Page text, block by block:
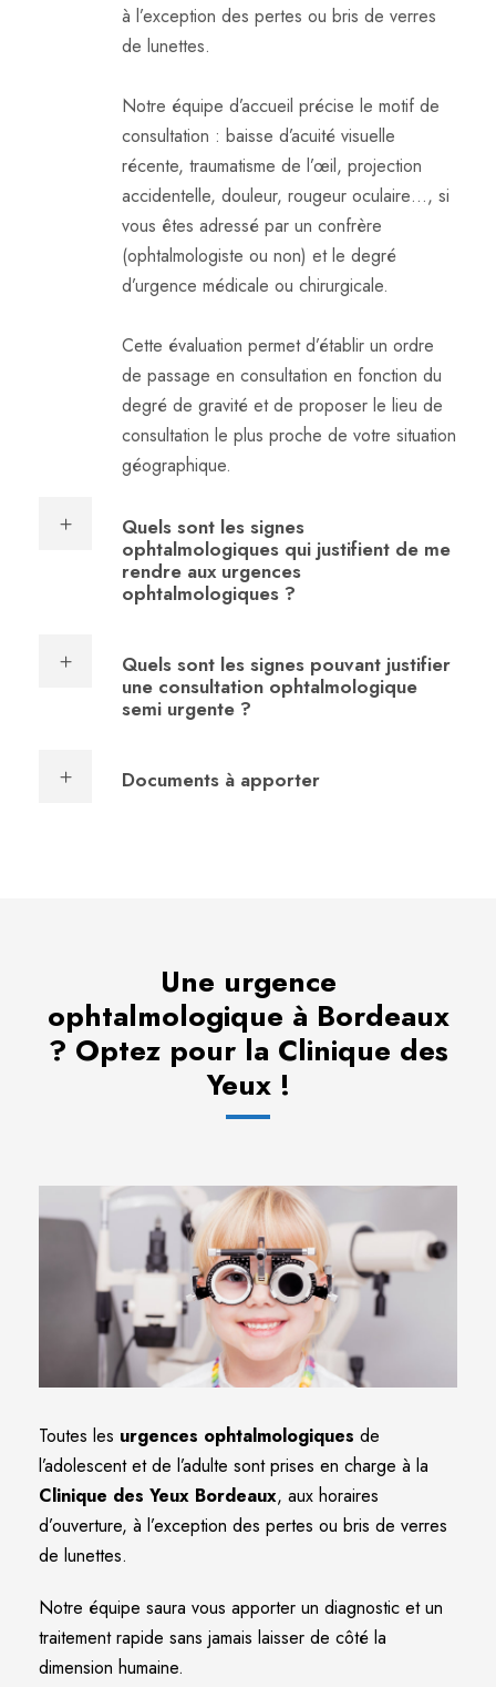
à l’exception des pertes ou bris de verres
de lunettes.
Notre équipe d’accueil précise le motif de
consultation : baisse d’acuité visuelle
récente, traumatisme de l’œil, projection
accidentelle, douleur, rougeur oculaire…, si
vous êtes adressé par un confrère
(ophtalmologiste ou non) et le degré
d’urgence médicale ou chirurgicale.
Cette évaluation permet d’établir un ordre
de passage en consultation en fonction du
degré de gravité et de proposer le lieu de
consultation le plus proche de votre situation
géographique.
Quels sont les signes
ophtalmologiques qui justifient de me
rendre aux urgences
ophtalmologiques ?
Quels sont les signes pouvant justifier
une consultation ophtalmologique
semi urgente ?
Documents à apporter
Une urgence
ophtalmologique à Bordeaux
? Optez pour la Clinique des
Yeux !
Toutes les urgences ophtalmologiques de
l’adolescent et de l’adulte sont prises en charge à la
Clinique des Yeux Bordeaux, aux horaires
d’ouverture, à l’exception des pertes ou bris de verres
de lunettes.
Notre équipe saura vous apporter un diagnostic et un
traitement rapide sans jamais laisser de côté la
dimension humaine.